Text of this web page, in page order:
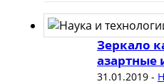
Зеркало
азартные
31.01.2019-